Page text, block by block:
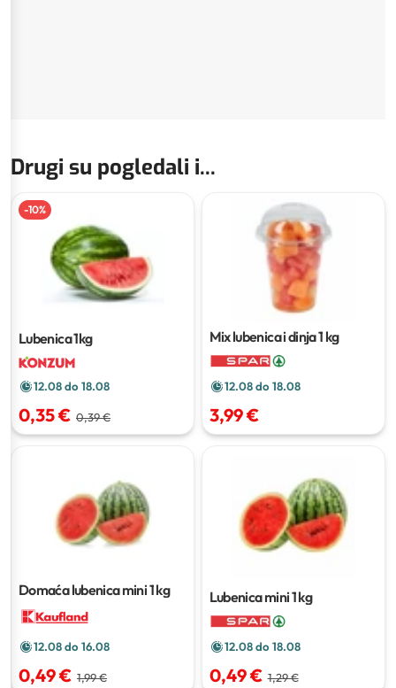
Drugi su pogledali i...
-10%
Lubenica1kg
12.08 do 18.08
0,35 € 0,39 €
Mix lubenica i dinja1 kg
12.08 do 18.08
3,99 €
Domaća lubenica mini1 kg
12.08 do 16.08
0,49 € 1,99 €
Lubenica mini1 kg
12.08 do 18.08
0,49 € 1,29 €